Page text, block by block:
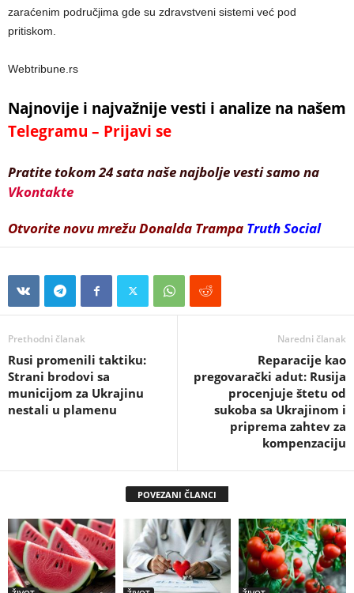
zaraćenim područjima gde su zdravstveni sistemi već pod
pritiskom.
Webtribune.rs
Najnovije i najvažnije vesti i analize na našem
Telegramu – Prijavi se
Pratite tokom 24 sata naše najbolje vesti samo na
Vkontakte
Otvorite novu mrežu Donalda Trampa Truth Social
Prethodni članak
Rusi promenili taktiku:
Strani brodovi sa
municijom za Ukrajinu
nestali u plamenu
Naredni članak
Reparacije kao
pregovarački adut: Rusija
procenjuje štetu od
sukoba sa Ukrajinom i
priprema zahtev za
kompenzaciju
POVEZANI ČLANCI